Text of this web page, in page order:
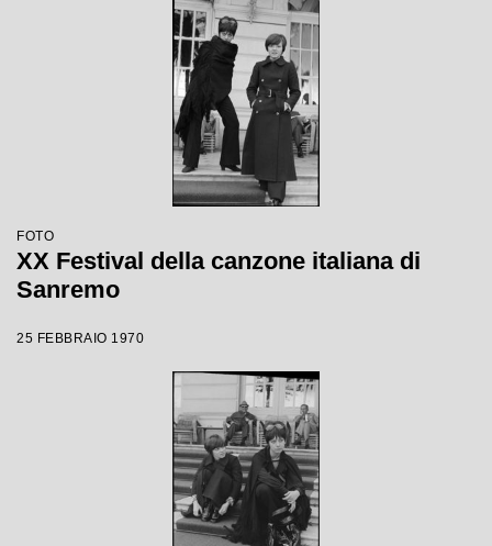
FOTO
XX Festival della canzone italiana di
Sanremo
25 FEBBRAIO 1970